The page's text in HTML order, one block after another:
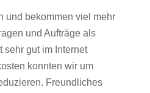
und bekommen viel mehr
und Aufträge als
sehr gut im Internet
konnten wir um
Freundliches